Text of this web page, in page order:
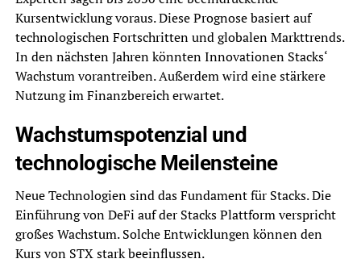
Kursentwicklung voraus. Diese Prognose basiert auf
technologischen Fortschritten und globalen Markttrends.
In den nächsten Jahren könnten Innovationen Stacks‘
Wachstum vorantreiben. Außerdem wird eine stärkere
Nutzung im Finanzbereich erwartet.
Wachstumspotenzial und
technologische Meilensteine
Neue Technologien sind das Fundament für Stacks. Die
Einführung von DeFi auf der Stacks Plattform verspricht
großes Wachstum. Solche Entwicklungen können den
Kurs von STX stark beeinflussen.